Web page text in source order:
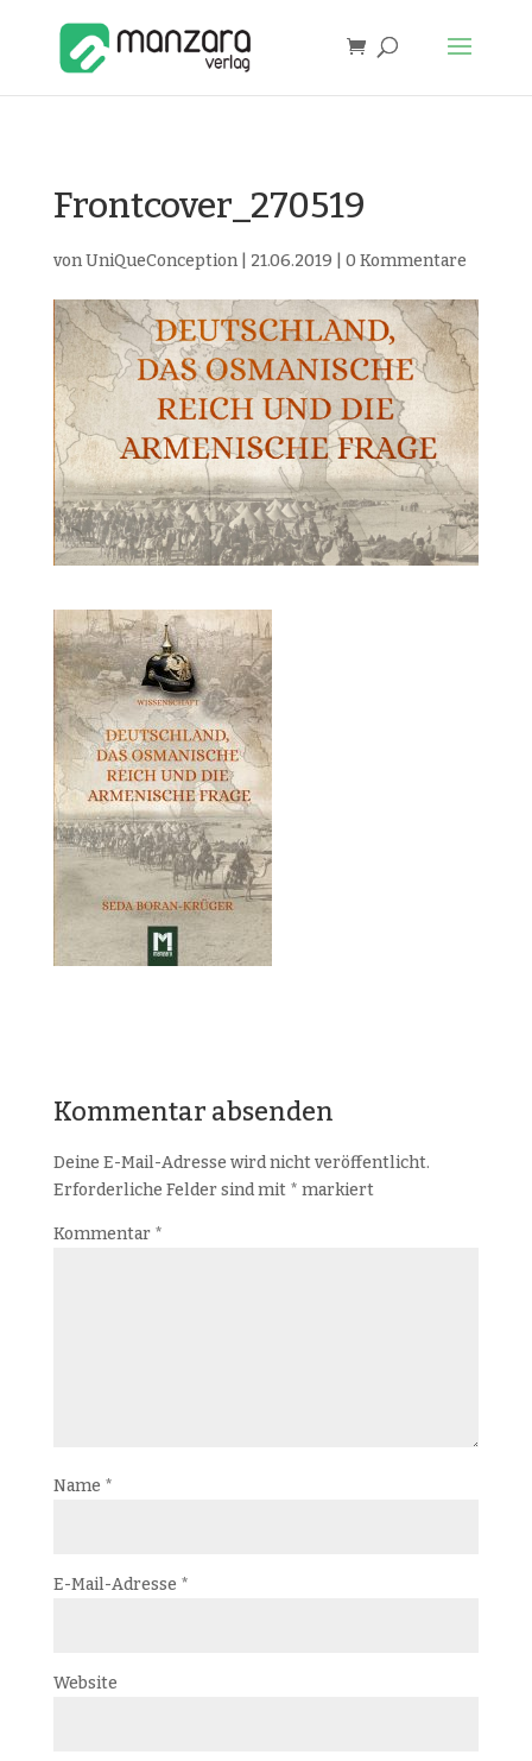
Frontcover_270519
vonUniQueConception| 21.06.2019 0 Kommentare
Kommentar absenden
Deine E-Mail-Adresse wird nicht veröffentlicht.
Erforderliche Felder sind mit * markiert
Kommentar *
Name *
E-Mail-Adresse *
Website